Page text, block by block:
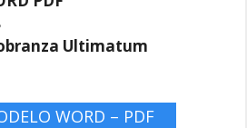
Ultimatum
WORD – PDF